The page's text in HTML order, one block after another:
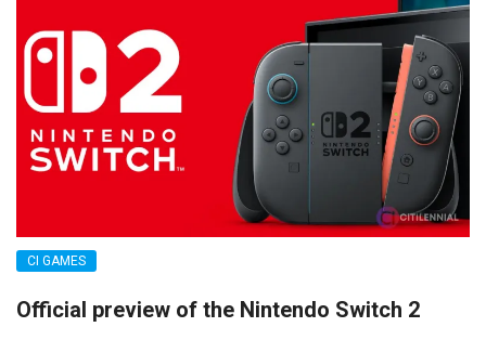
CI GAMES
Official preview of the Nintendo Switch 2